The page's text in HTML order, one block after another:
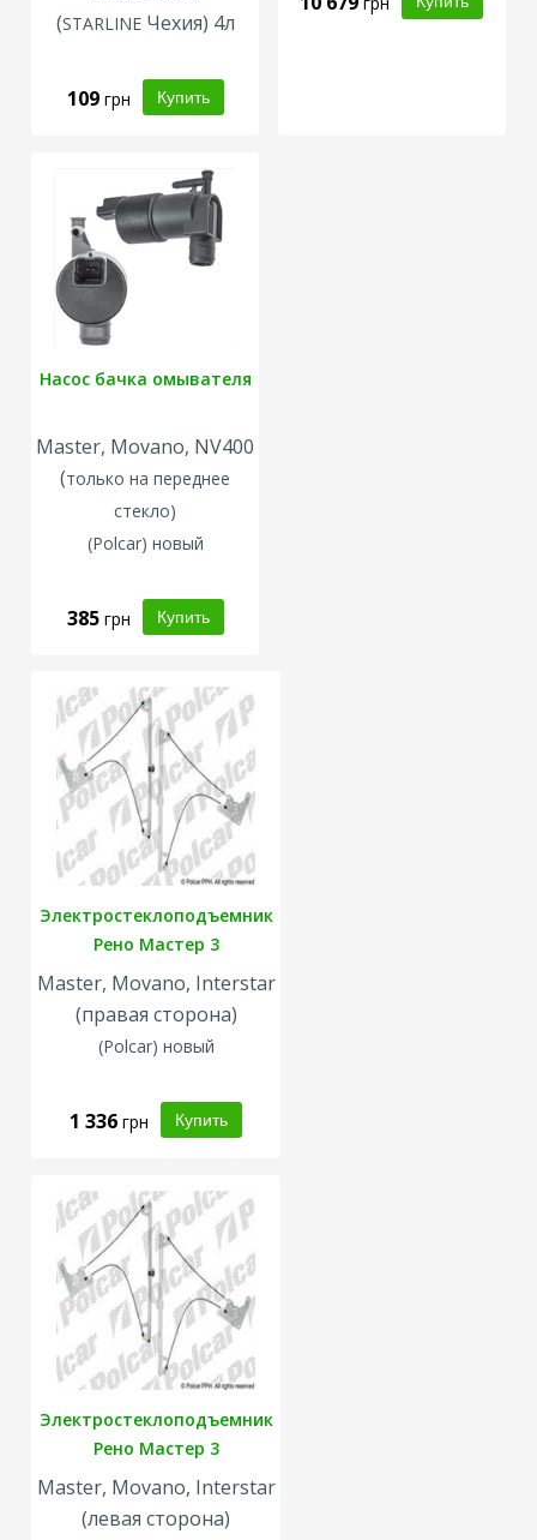
(STARLINEЧехия) 4л
109 грн
Насос бачка омывателя
Master, Movano, NV400
(только на переднее
стекло)
(Polcar) новый
385 грн
Электростеклоподъемник
Рено Мастер 3
Master, Movano, Interstar
(правая сторона)
(Polcar) новый
1 336 грн
Электростеклоподъемник
Рено Мастер 3
Master, Movano, Interstar
(левая сторона)